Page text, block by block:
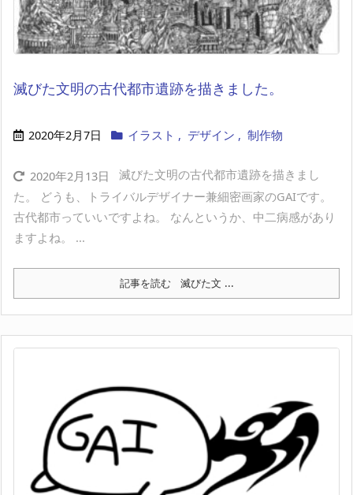
滅びた文明の古代都市遺跡を描きました。
2020年2月7日 イラスト , デザイン , 制作物
2020年2月13日
滅びた文明の古代都市遺跡を描きまし
た。 どうも、トライバルデザイナー兼細密画家のGAIです。
古代都市っていいですよね。 なんというか、中二病感があり
ますよね。 ...
記事を読む 滅びた文 ...